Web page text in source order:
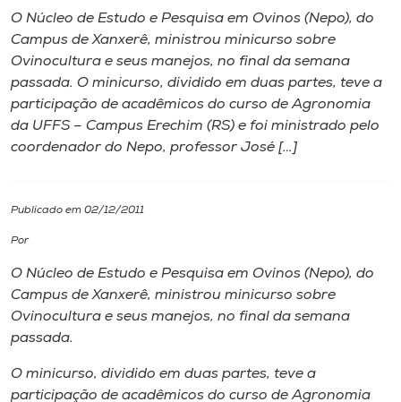
Portal de Ensino
A
Unoesc
Internacionalização
Cultura
O Núcleo de Estudo e Pesquisa em Ovinos (Nepo), do
Campus de Xanxerê, ministrou minicurso sobre
Ovinocultura e seus manejos, no final da semana
passada. O minicurso, dividido em duas partes, teve a
participação de acadêmicos do curso de Agronomia
da UFFS – Campus Erechim (RS) e foi ministrado pelo
coordenador do Nepo, professor José […]
Publicado em 02/12/2011
Por
O Núcleo de Estudo e Pesquisa em Ovinos (Nepo), do
Campus de Xanxerê, ministrou minicurso sobre
Ovinocultura e seus manejos, no final da semana
passada.
O minicurso, dividido em duas partes, teve a
participação de acadêmicos do curso de Agronomia